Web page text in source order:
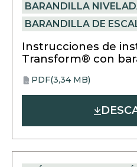
BARANDILLA
BARANDILLA DE
Instrucciones de
Transform® con
PDF PDF(3,34 MB)
opens
in